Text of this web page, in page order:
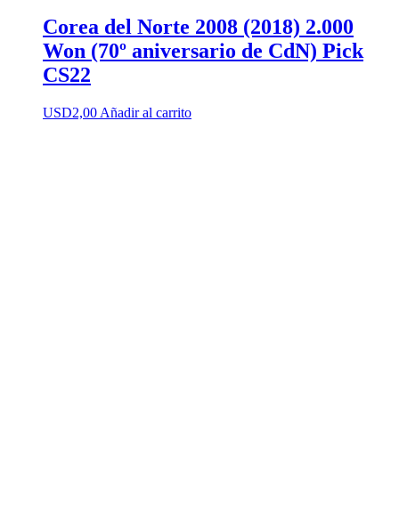
Corea del Norte 2008 (2018) 2.000
Won (70º aniversario de CdN) Pick
CS22
USD2,00 Añadir al carrito